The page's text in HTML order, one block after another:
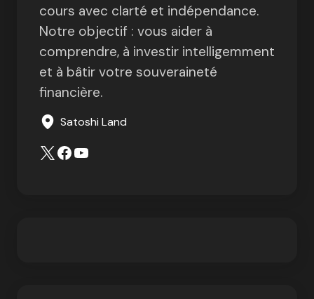
cours avec clarté et indépendance.
Notre objectif : vous aider à
comprendre, à investir intelligemment
et à bâtir votre souveraineté
financière.
Satoshi Land